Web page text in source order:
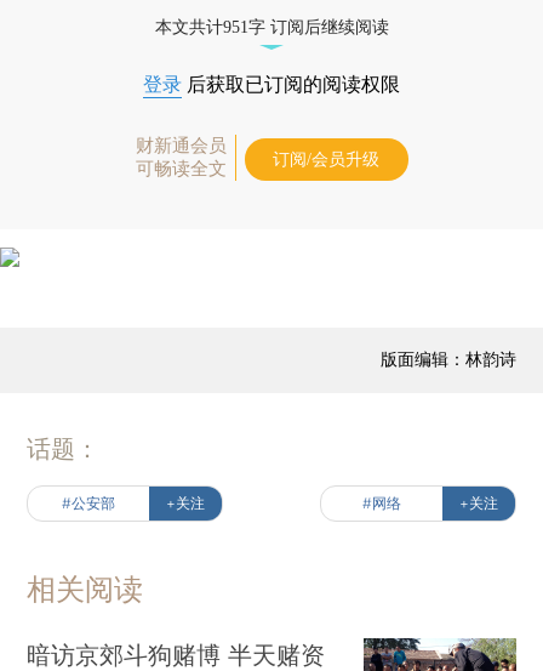
本文共计951字 订阅后继续阅读
登录 后获取已订阅的阅读权限
财新通会员
可畅读全文
订阅/会员升级
版面编辑：林韵诗
话题：
#公安部 +关注 #网络 +关注
相关阅读
暗访京郊斗狗赌博 半天赌资